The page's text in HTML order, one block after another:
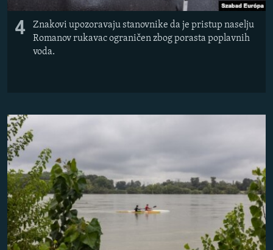
4
Znakovi upozoravaju stanovnike da je pristup naselju
Romanov rukavac ograničen zbog porasta poplavnih
voda.